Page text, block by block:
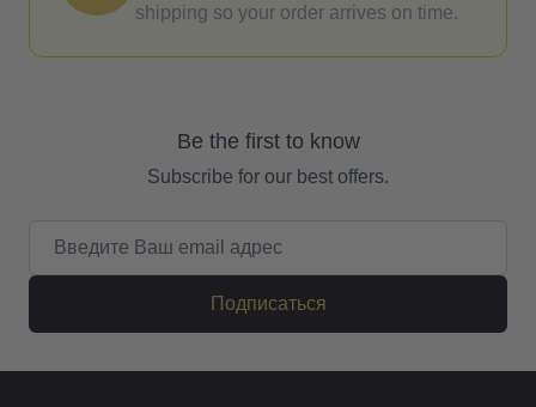
shipping so your order arrives on time.
Be the first to know
Subscribe for our best offers.
Подписаться